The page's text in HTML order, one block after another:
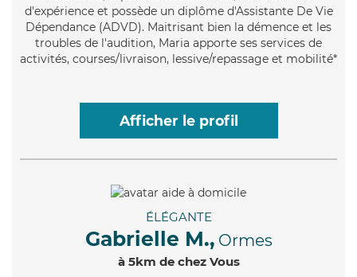
d'expérience et possède un diplôme d'Assistante De Vie
Dépendance (ADVD). Maitrisant bien la démence et les
troubles de l'audition, Maria apporte ses services de
activités, courses/livraison, lessive/repassage et mobilité*
Afficher le profil
ÉLÉGANTE
Gabrielle M., Ormes
à 5km de chez Vous